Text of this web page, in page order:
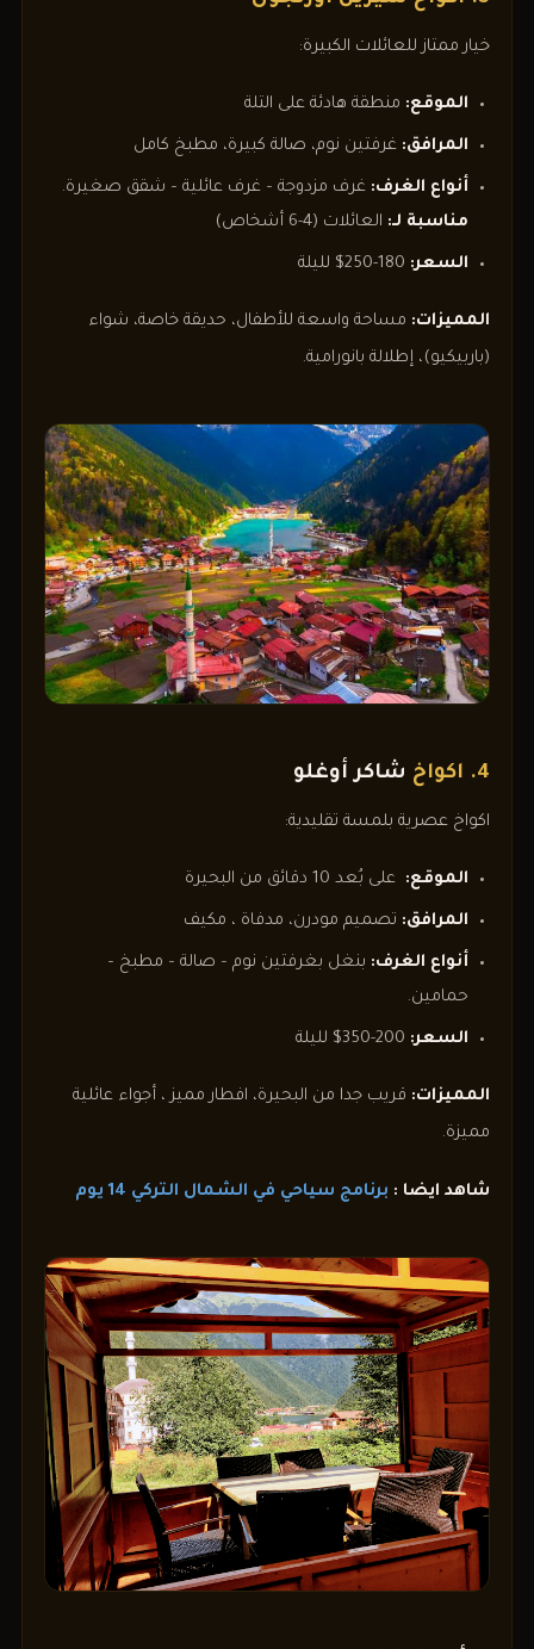
خيار ممتاز للعائلات الكبيرة:
الموقع: منطقة هادئة على التلة
المرافق: غرفتين نوم، صالة كبيرة، مطبخ كامل
أنواع الغرف: غرف مزدوجة – غرف عائلية – شقق صغيرة.
مناسبة لـ: العائلات (4-6 أشخاص)
السعر:
المميزات: مساحة واسعة للأطفال، حديقة خاصة، شواء
(باربيكيو)، إطلالة بانورامية.
4. اكواخ شاكر أوغلو
اكواخ عصرية بلمسة تقليدية:
الموقع: على بُعد 10 دقائق من البحيرة
المرافق: تصميم مودرن، مدفاة ، مكيف
أنواع الغرف: بنغل بغرفتين نوم – صالة – مطبخ –
حمامين.
السعر:
المميزات: قريب جدا من البحيرة، افطار مميز ، أجواء عائلية
مميزة.
شاهد ايضا : برنامج سياحي في الشمال التركي 14 يوم